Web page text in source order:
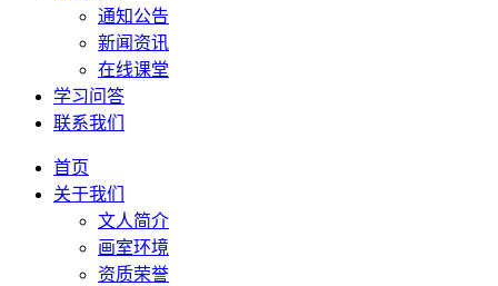
通知公告
新闻资讯
在线课堂
学习问答
联系我们
首页
关于我们
文人简介
画室环境
资质荣誉